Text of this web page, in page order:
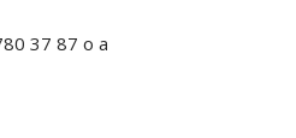
37 87 o a